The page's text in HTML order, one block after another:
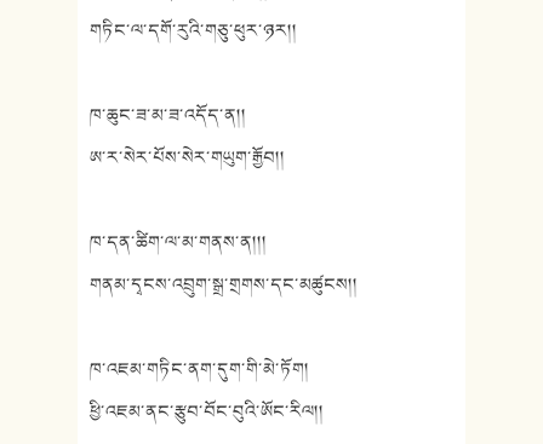
གཏིང་ལ་དགོ་རུའི་གཅུ་ཕུར་ཉར།།
ཁ་ཆུང་ཟ་མ་ཟ་འདོད་ན།།
ཨ་ར་སེར་པོས་སེར་གཡུག་རྒྱོབ།།
ཁ་དན་ཚིག་ལ་མ་གནས་ན།།།
གནམ་དྭངས་འབྲུག་སྒྲ་གྲགས་དང་མཚུངས།།
ཁ་འཇམ་གཏིང་ནག་དུག་གི་མེ་ཏོག།
ཕྱི་འཇམ་ནང་རྩུབ་བོང་བུའི་ཨོང་རིལ།།